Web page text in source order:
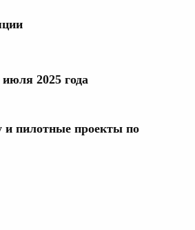
2025 года
и пилотные проекты по